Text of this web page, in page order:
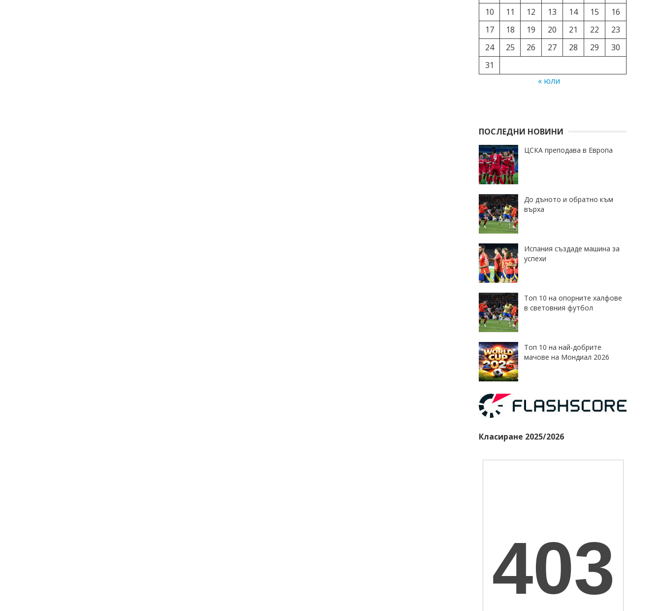
10
11 12 13 14 15
16
17
18 19 20 21 22
23
24
25 26 27 28 29
30
31
« юли
ПОСЛЕДНИ НОВИНИ
ЦСКА преподава в Европа
До дъното и обратно към
върха
Испания създаде машина за
успехи
Топ 10 на опорните халфове
в световния футбол
Топ 10 на най-добрите
мачове на Мондиал 2026
Класиране 2025/2026